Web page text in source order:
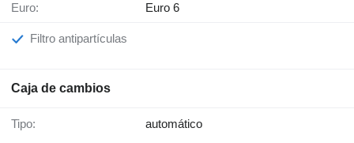
Euro: Euro 6
Filtro antipartículas
Caja de cambios
Tipo: automático